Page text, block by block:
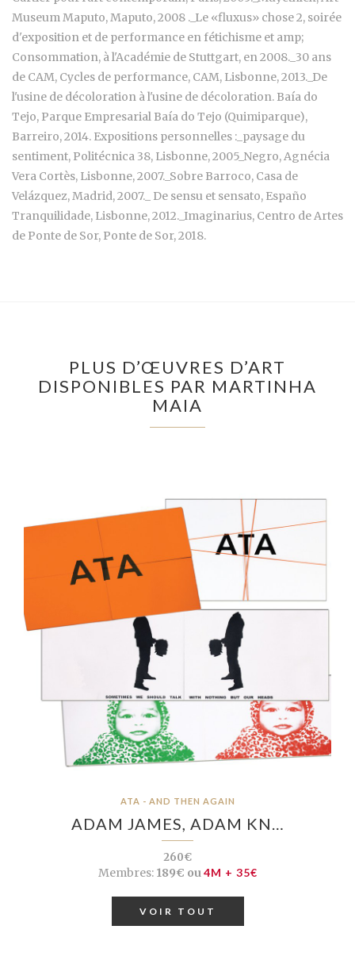
Museum Maputo, Maputo, 2008 ._Le «fluxus» chose 2, soirée
d'exposition et de performance en fétichisme et amp;
Consommation, à l'Académie de Stuttgart, en 2008._30 ans
de CAM, Cycles de performance, CAM, Lisbonne, 2013._De
l'usine de décoloration à l'usine de décoloration. Baía do
Tejo, Parque Empresarial Baía do Tejo (Quimiparque),
Barreiro, 2014. Expositions personnelles :_paysage du
sentiment, Politécnica 38, Lisbonne, 2005_Negro, Agnécia
Vera Cortès, Lisbonne, 2007._Sobre Barroco, Casa de
Velázquez, Madrid, 2007._ De sensu et sensato, Españo
Tranquilidade, Lisbonne, 2012._Imaginarius, Centro de Artes
de Ponte de Sor, Ponte de Sor, 2018.
PLUS D’ŒUVRES D’ART
DISPONIBLES PAR MARTINHA
MAIA
ATA - AND THEN AGAIN
ADAM JAMES, ADAM KN…
260€
Membres:189€ ou4M + 35€
VOIR TOUT